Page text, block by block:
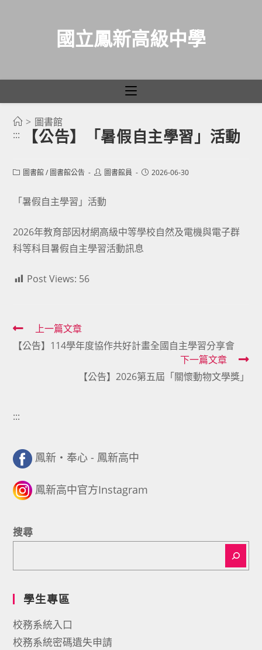
國立鳳新高級中學
> 圖書館
:::
【公告】「暑假自主學習」活動
Post圖書館 / 圖書館公告
Post圖書館員
Post2026-06-30
「暑假自主學習」活動
2026年教育部因材網高級中等學校自然及電機與電子群
科等科目暑假自主學習活動訊息
Post Views: 56
Read
more
上一篇文章
【公告】114學年度協作共好計畫全國自主學習分享會
下一篇文章
【公告】2026第五屆「關懷動物文學獎」
:::
鳳新・奉心 - 鳳新高中
鳳新高中官方Instagram
搜尋
學生專區
校務系統入口
校務系統密碼遺失申請